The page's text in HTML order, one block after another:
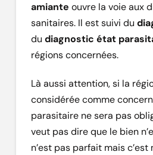
amiante ouvre la voie aux
sanitaires. Il est suivi du
du diagnostic état
régions concernées.
Là aussi attention, si la
considérée comme
parasitaire ne sera pas
veut pas dire que le bien
n’est pas parfait mais c’est